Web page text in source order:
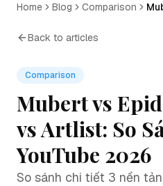
Home Blog Comparison
Back to articles
Comparison
Mubert vs
vs Artlist: So
YouTube 2026
So sánh chi tiết 3 nền